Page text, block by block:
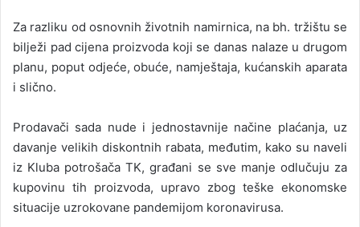
Za razliku od osnovnih životnih namirnica, na bh. tržištu se
bilježi pad cijena proizvoda koji se danas nalaze u drugom
planu, poput odjeće, obuće, namještaja, kućanskih aparata
i slično.
Prodavači sada nude i jednostavnije načine plaćanja, uz
davanje velikih diskontnih rabata, međutim, kako su naveli
iz Kluba potrošača TK, građani se sve manje odlučuju za
kupovinu tih proizvoda, upravo zbog teške ekonomske
situacije uzrokovane pandemijom koronavirusa.